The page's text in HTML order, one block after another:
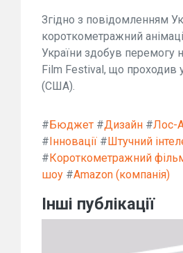
Згідно з повідомленням
короткометражний
України здобув перемогу
Film Festival, що проходив
(США).
# Бюджет #Дизайн #Лос-
# Інновації # Штучний
# Короткометражний
шоу #Amazon (компанія)
Інші публікації